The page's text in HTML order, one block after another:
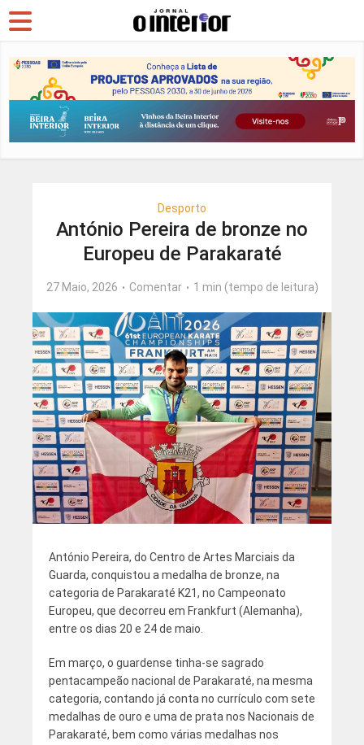
Desporto
António Pereira de bronze no
Europeu de Parakaraté
27 Maio, 2026 Comentar 1 min (tempo de leitura)
António Pereira, do Centro de Artes Marciais da
Guarda, conquistou a medalha de bronze, na
categoria de Parakaraté K21, no Campeonato
Europeu, que decorreu em Frankfurt (Alemanha),
entre os dias 20 e 24 de maio.
Em março, o guardense tinha-se sagrado
pentacampeão nacional de Parakaraté, na mesma
categoria, contando já conta no currículo com sete
medalhas de ouro e uma de prata nos Nacionais de
Parakaraté, bem como várias medalhas nos